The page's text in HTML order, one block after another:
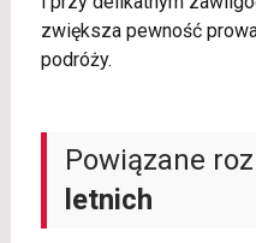
zwiększa pewność
podróży.
Powiązane
letnich